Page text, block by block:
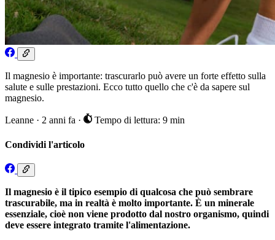
Il magnesio è importante: trascurarlo può avere un forte effetto sulla
salute e sulle prestazioni. Ecco tutto quello che c'è da sapere sul
magnesio.
Leanne · 2 anni fa · Tempo di lettura: 9 min
Condividi l'articolo
Il magnesio è il tipico esempio di qualcosa che può sembrare
trascurabile, ma in realtà è molto importante. È un minerale
essenziale, cioè non viene prodotto dal nostro organismo, quindi
deve essere integrato tramite l'alimentazione.